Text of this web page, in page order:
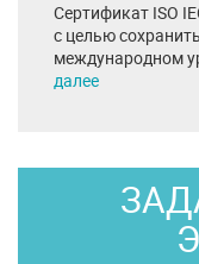
Сертификат ISO
с целью
международном
далее